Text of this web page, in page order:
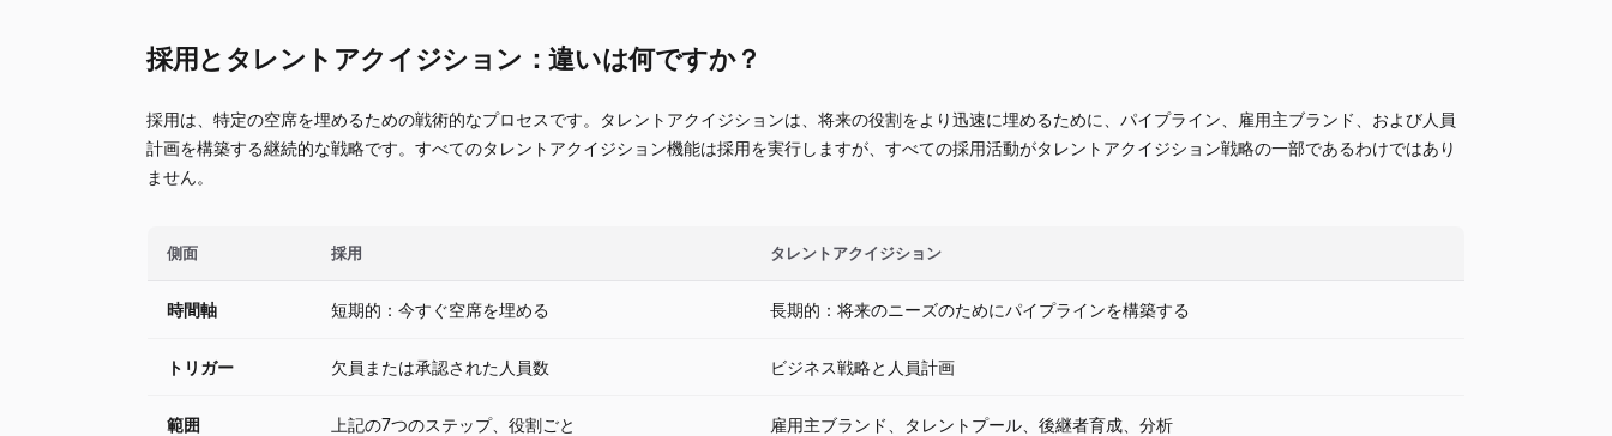
採用とタレントアクイジション：違いは何ですか？
採用は、特定の空席を埋めるための戦術的なプロセスです。タレントアクイジションは、将来の役割をより迅速に埋めるために、パイプライン、雇用主ブランド、および人員
計画を構築する継続的な戦略です。すべてのタレントアクイジション機能は採用を実行しますが、すべての採用活動がタレントアクイジション戦略の一部であるわけではあり
ません。
側面 採用 タレントアクイジション
時間軸 短期的：今すぐ空席を埋める 長期的：将来のニーズのためにパイプラインを構築する
トリガー 欠員または承認された人員数 ビジネス戦略と人員計画
範囲 上記の7つのステップ、役割ごと 雇用主ブランド、タレントプール、後継者育成、分析